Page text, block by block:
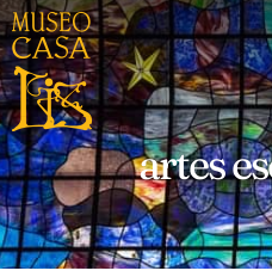
artes